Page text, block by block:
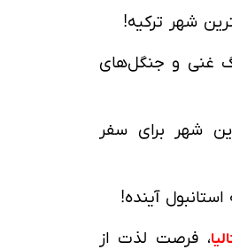
شهر ترکیه!
غنی و جنگل‌های
شهر برای سفر
آینده!
، فرصت لذت از